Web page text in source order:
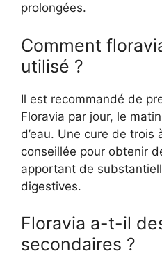
prolongées.
Comment
utilisé ?
Il est recommandé de
Floravia par jour, le
d’eau. Une cure de trois
conseillée pour obtenir
apportant de
digestives.
Floravia a-t-il
secondaires ?